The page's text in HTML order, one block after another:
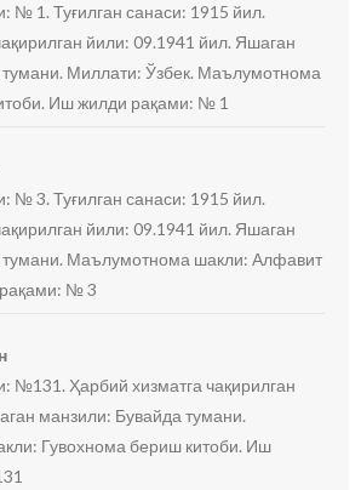
№ 1. Туғилган санаси: 1915 йил.
йили: 09.1941 йил. Яшаган
Миллати: Ўзбек. Маълумотнома
Иш жилди рақами: № 1
№ 3. Туғилган санаси: 1915 йил.
йили: 09.1941 йил. Яшаган
тумани. Маълумотнома шакли: Алфавит
№ 3
№131. Ҳарбий хизматга чақирилган
манзили: Бувайда тумани.
Гувохнома бериш китоби. Иш